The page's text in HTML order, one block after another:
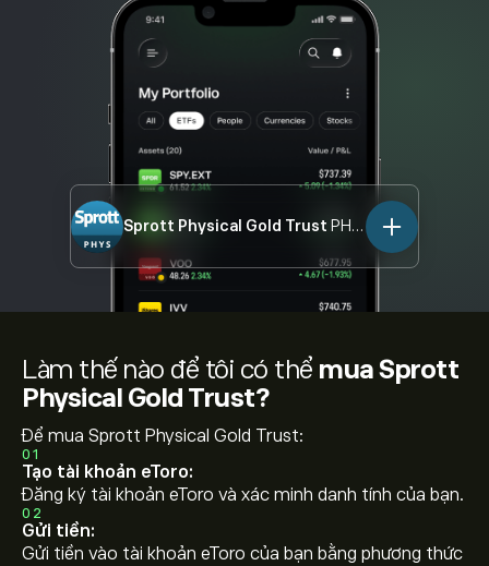
Sprott Physical Gold Trust PHYS
Làm thế nào để tôi có thể mua Sprott
Physical Gold Trust?
Để mua Sprott Physical Gold Trust:
01
Tạo tài khoản eToro:
Đăng ký tài khoản eToro và xác minh danh tính của bạn.
02
Gửi tiền:
Gửi tiền vào tài khoản eToro của bạn bằng phương thức